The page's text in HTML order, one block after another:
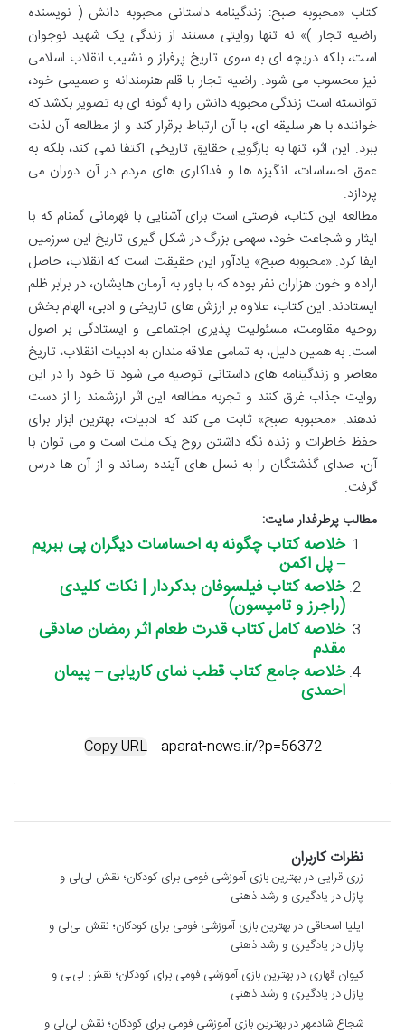
کتاب «محبوبه صبح: زندگینامه داستانی محبوبه دانش ( نویسنده
راضیه تجار )» نه تنها روایتی مستند از زندگی یک شهید نوجوان
است، بلکه دریچه ای به سوی تاریخ پرفراز و نشیب انقلاب اسلامی
نیز محسوب می شود. راضیه تجار با قلم هنرمندانه و صمیمی خود،
توانسته است زندگی محبوبه دانش را به گونه ای به تصویر بکشد که
خواننده با هر سلیقه ای، با آن ارتباط برقرار کند و از مطالعه آن لذت
ببرد. این اثر، تنها به بازگویی حقایق تاریخی اکتفا نمی کند، بلکه به
عمق احساسات، انگیزه ها و فداکاری های مردم در آن دوران می
پردازد.
مطالعه این کتاب، فرصتی است برای آشنایی با قهرمانی گمنام که با
ایثار و شجاعت خود، سهمی بزرگ در شکل گیری تاریخ این سرزمین
ایفا کرد. «محبوبه صبح» یادآور این حقیقت است که انقلاب، حاصل
اراده و خون هزاران نفر بوده که با باور به آرمان هایشان، در برابر ظلم
ایستادند. این کتاب، علاوه بر ارزش های تاریخی و ادبی، الهام بخش
روحیه مقاومت، مسئولیت پذیری اجتماعی و ایستادگی بر اصول
است. به همین دلیل، به تمامی علاقه مندان به ادبیات انقلاب، تاریخ
معاصر و زندگینامه های داستانی توصیه می شود تا خود را در این
روایت جذاب غرق کنند و تجربه مطالعه این اثر ارزشمند را از دست
ندهند. «محبوبه صبح» ثابت می کند که ادبیات، بهترین ابزار برای
حفظ خاطرات و زنده نگه داشتن روح یک ملت است و می توان با
آن، صدای گذشتگان را به نسل های آینده رساند و از آن ها درس
گرفت.
مطالب پرطرفدار سایت:
خلاصه کتاب چگونه به احساسات دیگران پی ببریم
– پل اکمن
خلاصه کتاب فیلسوفان بدکردار | نکات کلیدی
(راجرز و تامپسون)
خلاصه کامل کتاب قدرت طعام اثر رمضان صادقی
مقدم
خلاصه جامع کتاب قطب نمای کاریابی – پیمان
احمدی
Copy URL
نظرات کاربران
زری قرایی دربهترین بازی آموزشی فومی برای کودکان؛ نقش لی‌لی و
پازل در یادگیری و رشد ذهنی
ایلیا اسحاقی دربهترین بازی آموزشی فومی برای کودکان؛ نقش لی‌لی و
پازل در یادگیری و رشد ذهنی
کیوان قهاری دربهترین بازی آموزشی فومی برای کودکان؛ نقش لی‌لی و
پازل در یادگیری و رشد ذهنی
شجاع شادمهردربهترین بازی آموزشی فومی برای کودکان؛ نقش لی‌لی و